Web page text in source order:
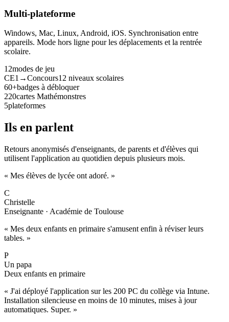
Multi-plateforme
Windows, Mac, Linux, Android, iOS. Synchronisation entre
appareils. Mode hors ligne pour les déplacements et la rentrée
scolaire.
12modes de jeu
CE1→Concours12 niveaux scolaires
60+badges à débloquer
220cartes Mathémonstres
5plateformes
Ils en parlent
Retours anonymisés d'enseignants, de parents et d'élèves qui
utilisent l'application au quotidien depuis plusieurs mois.
« Mes élèves de lycée ont adoré. »
C
Christelle
Enseignante · Académie de Toulouse
« Mes deux enfants en primaire s'amusent enfin à réviser leurs
tables. »
P
Un papa
Deux enfants en primaire
« J'ai déployé l'application sur les 200 PC du collège via Intune.
Installation silencieuse en moins de 10 minutes, mises à jour
automatiques. Super. »